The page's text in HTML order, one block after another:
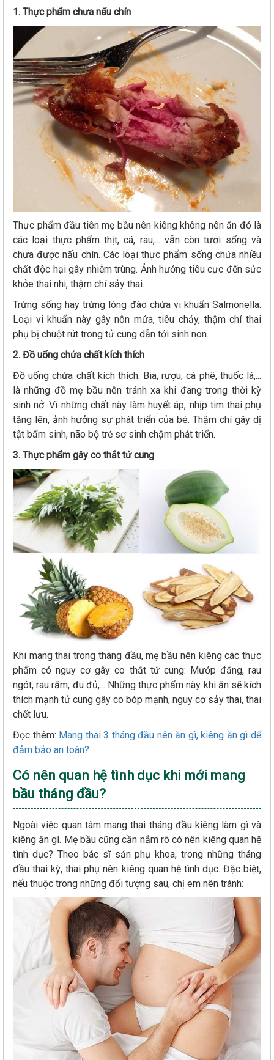
1. Thực phẩm chưa nấu chín
Thực phẩm đầu tiên mẹ bầu nên kiêng không nên ăn đó là
các loại thực phẩm thịt, cá, rau,... vẫn còn tươi sống và
chưa được nấu chín. Các loại thực phẩm sống chứa nhiều
chất độc hại gây nhiễm trùng. Ảnh hưởng tiêu cực đến sức
khỏe thai nhi, thậm chí sảy thai.
Trứng sống hay trứng lòng đào chứa vi khuẩn Salmonella.
Loại vi khuẩn này gây nôn mửa, tiêu chảy, thậm chí thai
phụ bị chuột rút trong tử cung dẫn tới sinh non.
2. Đồ uống chứa chất kích thích
Đồ uống chứa chất kích thích: Bia, rượu, cà phê, thuốc lá,...
là những đồ mẹ bầu nên tránh xa khi đang trong thời kỳ
sinh nở. Vì những chất này làm huyết áp, nhịp tim thai phụ
tăng lên, ảnh hưởng sự phát triển của bé. Thậm chí gây dị
tật bẩm sinh, não bộ trẻ sơ sinh chậm phát triển.
3. Thực phẩm gây co thắt tử cung
Khi mang thai trong tháng đầu, mẹ bầu nên kiêng các thực
phẩm có nguy cơ gây co thắt tử cung: Mướp đắng, rau
ngót, rau răm, đu đủ,... Những thực phẩm này khi ăn sẽ kích
thích mạnh tử cung gây co bóp mạnh, nguy cơ sảy thai, thai
chết lưu.
Đọc thêm: Mang thai 3 tháng đầu nên ăn gì, kiêng ăn gì dể
đảm bảo an toàn?
Có nên quan hệ tình dục khi mới mang
bầu tháng đầu?
Ngoài việc quan tâm mang thai tháng đầu kiêng làm gì và
kiêng ăn gì. Mẹ bầu cũng cần nắm rõ có nên kiêng quan hệ
tình dục? Theo bác sĩ sản phụ khoa, trong những tháng
đầu thai kỳ, thai phụ nên kiêng quan hệ tình dục. Đặc biệt,
nếu thuộc trong những đối tượng sau, chị em nên tránh: